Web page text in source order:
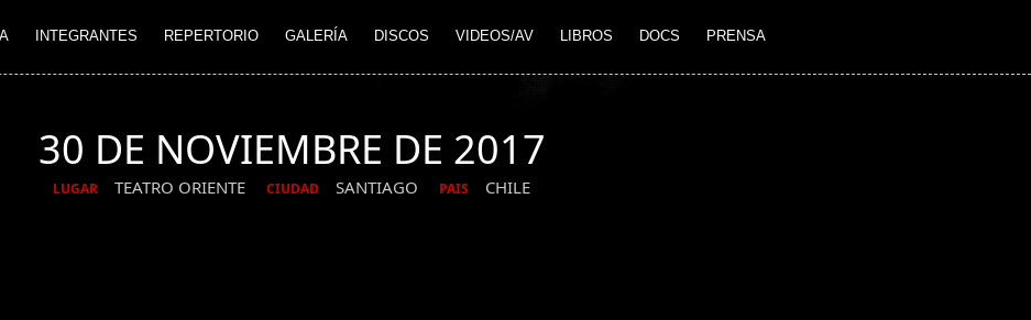
INTEGRANTES REPERTORIO GALERÍA DISCOS VIDEOS/AV LIBROS DOCS PRENSA
30 DE NOVIEMBRE DE 2017
LUGAR TEATRO ORIENTE CIUDAD SANTIAGO PAIS CHILE